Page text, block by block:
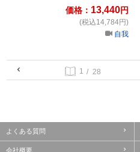
価格： 13,440円
(税込14,784円)
自我
/ 28
よくある質問
会社概要